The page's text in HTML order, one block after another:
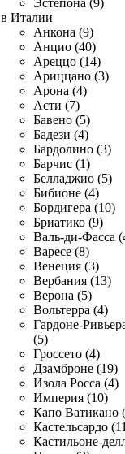
Эстепона (9)
в Италии
Анкона (9)
Анцио (40)
Ареццо (14)
Ариццано (3)
Арона (4)
Асти (7)
Бавено (5)
Бадези (4)
Бардолино (3)
Барчис (1)
Белладжио (5)
Бибионе (4)
Бордигера (10)
Бриатико (9)
Валь-ди-Фасса
Варесе (8)
Венеция (3)
Вербания (13)
Верона (5)
Вольтерра (4)
Гардоне-
(5)
Гроссето (4)
Дзамброне (19)
Изола Росса (4)
Империя (10)
Капо Ватикано
Кастельсардо
Кастильоне-